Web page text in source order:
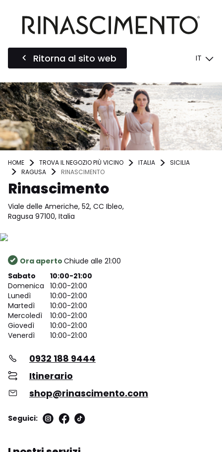
Ritorna al sito web IT
HOME TROVA IL NEGOZIO PIÙ VICINO ITALIA
SICILIA
RAGUSA
RINASCIMENTO
Rinascimento
Viale delle Americhe, 52, CC Ibleo,
Ragusa 97100, Italia
Ora aperto Chiude alle 21:00
Sabato
10:00-21:00
Domenica
10:00-21:00
Lunedì
10:00-21:00
Martedì
10:00-21:00
Mercoledì
10:00-21:00
Giovedì
10:00-21:00
Venerdì
10:00-21:00
0932 188 9444
Itinerario
shop@rinascimento.com
Seguici: